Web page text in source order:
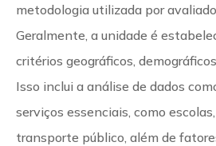
metodologia utilizada por
Geralmente, a unidade é
critérios geográficos,
Isso inclui a análise de dados
serviços essenciais, como
transporte público, além de